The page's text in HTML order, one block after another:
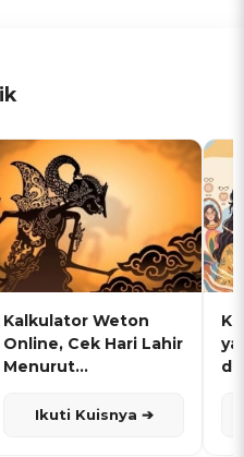
Kalkulator Weton
Online, Cek Hari Lahir
Menurut
Ikuti Kuisnya ➔